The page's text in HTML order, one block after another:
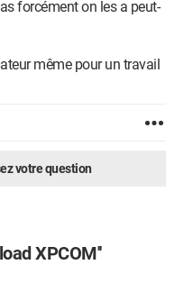
forcément on les a peut-
même pour un travail
votre question
XPCOM''